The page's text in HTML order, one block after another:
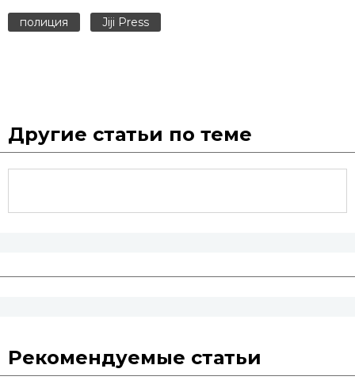
полиция Jiji Press
Другие статьи по теме
Рекомендуемые статьи